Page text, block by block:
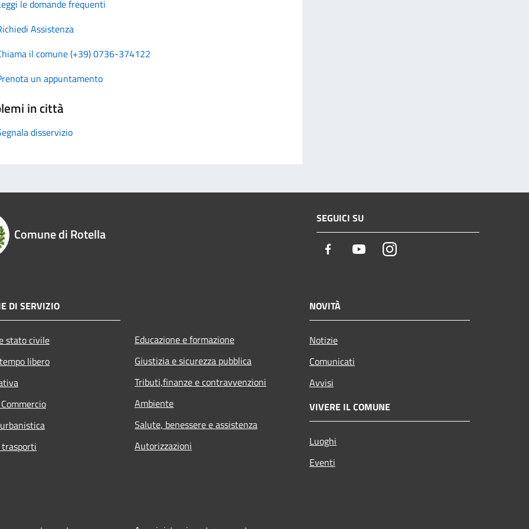
le domande frequenti
Assistenza
il comune (+39) 0736-374122
un appuntamento
in città
disservizio
Comune di Rotella
SEGUICI SU
Facebook YoutubeInstagram
DI SERVIZIO
stato civile
libero
Educazione e formazione
Giustizia e sicurezza pubblica
Tributi,finanze e contravvenzioni
Ambiente
Salute, benessere e assistenza
Autorizzazioni
NOVITÀ
Notizie
Comunicati
Avvisi
VIVERE IL COMUNE
Luoghi
Eventi